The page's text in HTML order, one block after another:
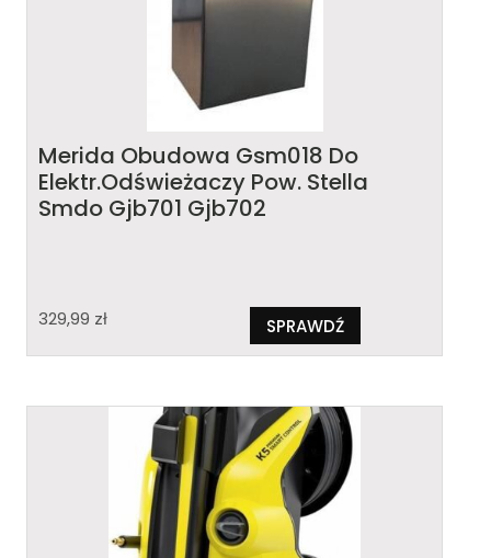
Merida Obudowa Gsm018 Do
Elektr.Odświeżaczy Pow. Stella
Smdo Gjb701 Gjb702
329,99 zł SPRAWDŹ